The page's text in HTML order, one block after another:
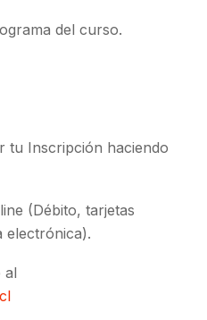
del curso.
tu Inscripción haciendo
(Débito, tarjetas
electrónica).
al